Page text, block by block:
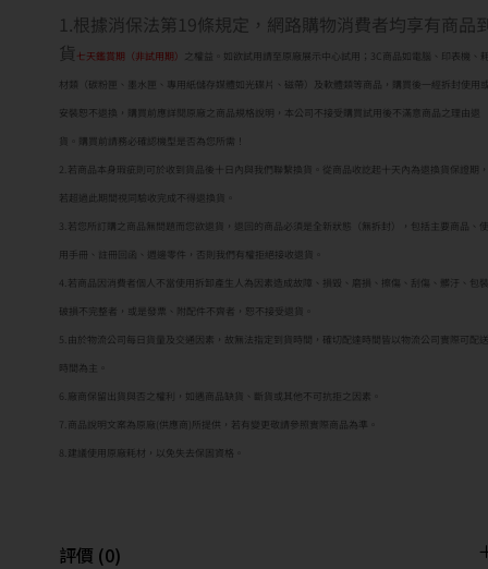
1.根據消保法第19條規定，網路購物消費者均享有商品
貨 七天鑑賞期（非試用期）
之權益。如欲試用請至原廠展示中心試用；3C商品如電腦、印表機、
材類（碳粉匣、墨水匣、專用紙儲存媒體如光碟片、磁帶）及軟體類等商品，購買後一經拆封使用
安裝恕不退換，購買前應詳閱原廠之商品規格說明，本公司不接受購買試用後不滿意商品之理由退
貨。購買前請務必確認機型是否為您所需！
2.若商品本身瑕疵則可於收到貨品後十日內與我們聯繫換貨。從商品收訖起十天內為退換貨保證期，
若超過此期間視同驗收完成不得退換貨。
3.若您所訂購之商品無問題而您欲退貨，退回的商品必須是全新狀態（無拆封），包括主要商品、使
用手冊、註冊回函、週邊零件，否則我們有權拒絕接收退貨。
4.若商品因消費者個人不當使用拆卸產生人為因素造成故障、損毀、磨損、擦傷、刮傷、髒汙、包裝
破損不完整者，或是發票、附配件不齊者，恕不接受退貨。
5.由於物流公司每日貨量及交通因素，故無法指定到貨時間，確切配達時間皆以物流公司實際可配送
時間為主。
6.廠商保留出貨與否之權利，如遇商品缺貨、斷貨或其他不可抗拒之因素。
7.商品說明文案為原廠(供應商)所提供，若有變更敬請參照實際商品為準。
8.建議使用原廠耗材，以免失去保固資格。
評價 (0)